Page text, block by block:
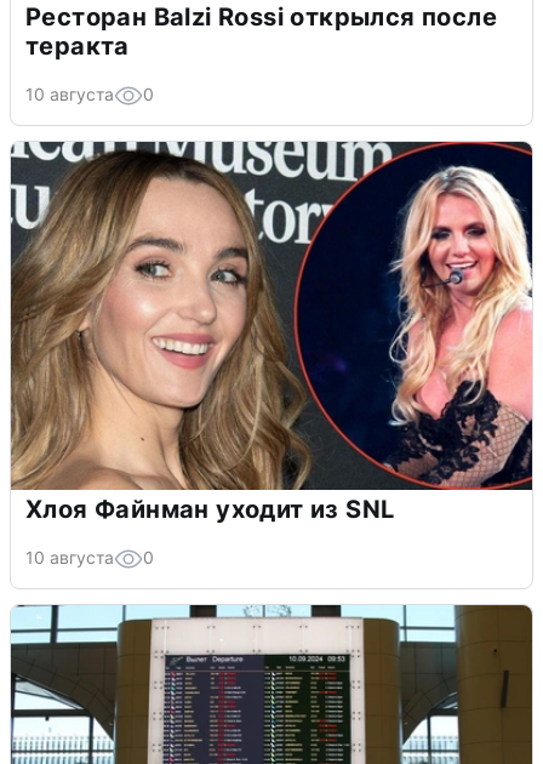
Ресторан Balzi Rossi открылся после
теракта
10 августа 0
Хлоя Файнман уходит из SNL
10 августа 0